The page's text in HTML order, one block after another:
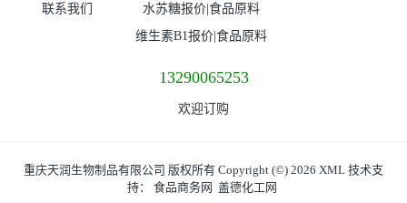
联系我们
水苏糖报价|食品原料
维生素B1报价|食品原料
13290065253
欢迎订购
重庆天润生物制品有限公司 版权所有 Copyright (©) 2026 XML 技术支
持： 食品商务网 盖德化工网